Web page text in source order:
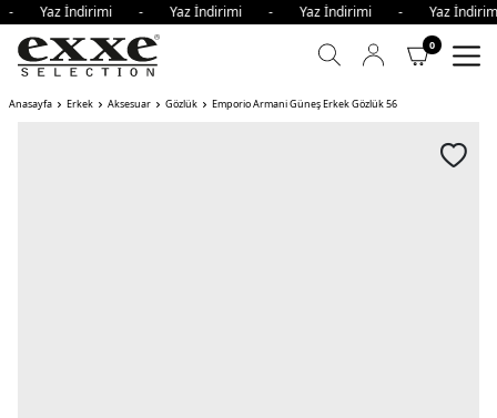
- Yaz İndirimi - Yaz İndirimi - Yaz İndirimi - Yaz
0
Anasayfa Erkek Aksesuar Gözlük Emporio Armani Güneş Erkek Gözlük 56